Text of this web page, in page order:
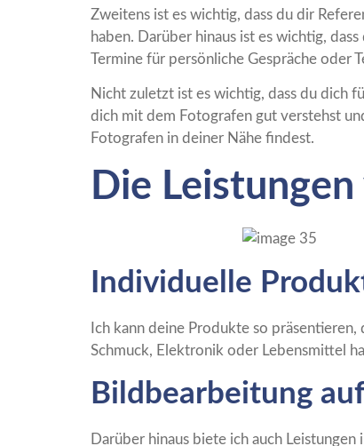
Zweitens ist es wichtig, dass du dir
haben. Darüber hinaus ist es wichtig,
Termine für persönliche Gespräche oder
Nicht zuletzt ist es wichtig, dass du dich
dich mit dem Fotografen gut verstehst
Fotografen in deiner Nähe findest.
Die
Individuelle
Ich kann deine Produkte so
Schmuck, Elektronik oder Lebensmittel
Bildbearbeitung
Darüber hinaus biete ich auch